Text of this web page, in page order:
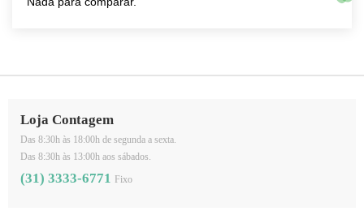
Loja Contagem
Das 8:30h às 18:00h de segunda a sexta.
Das 8:30h às 13:00h aos sábados.
(31) 3333-6771 Fixo